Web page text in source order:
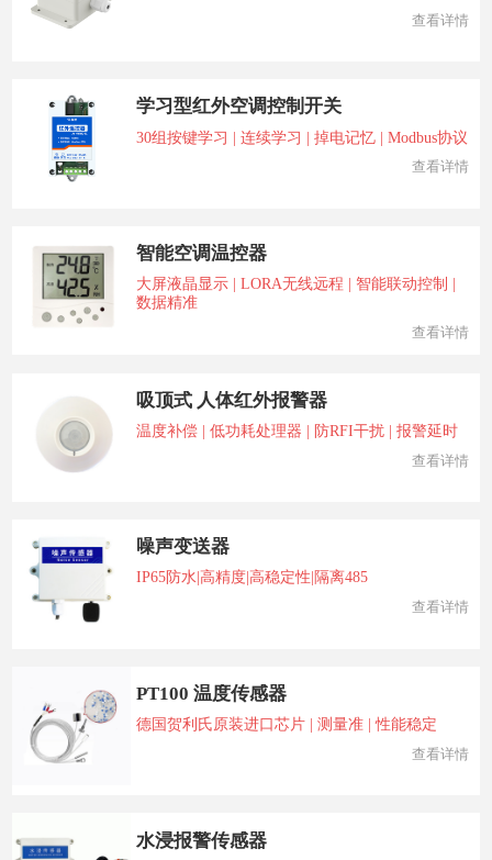
查看详情
学习型红外空调控制开关
30组按键学习 | 连续学习 | 掉电记忆 | Modbus协议
查看详情
智能空调温控器
大屏液晶显示 | LORA无线远程 | 智能联动控制 |
数据精准
查看详情
吸顶式 人体红外报警器
温度补偿 | 低功耗处理器 | 防RFI干扰 | 报警延时
查看详情
噪声变送器
IP65防水|高精度|高稳定性|隔离485
查看详情
PT100 温度传感器
德国贺利氏原装进口芯片 | 测量准 | 性能稳定
查看详情
水浸报警传感器